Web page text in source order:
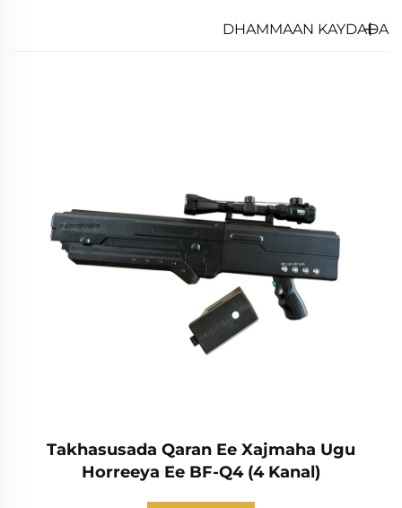
DHAMMAAN KAYDADA
Takhasusada Qaran Ee Xajmaha Ugu
Horreeya Ee BF-Q4 (4 Kanal)